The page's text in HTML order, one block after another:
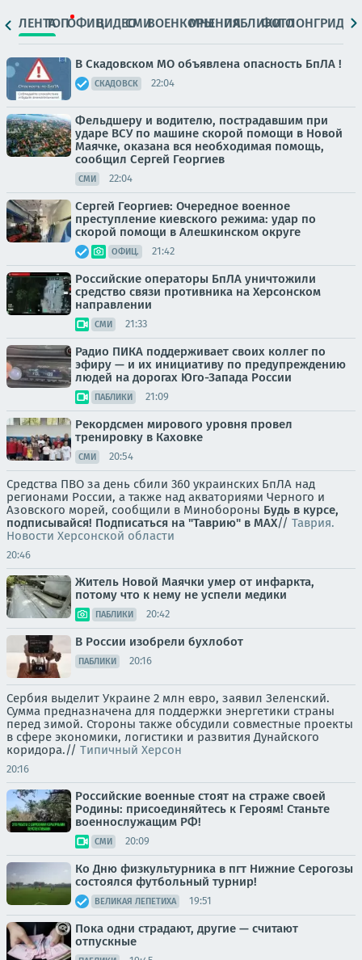
ЛЕНТАТОПОФИЦ.ВИДЕОСМИВОЕНКОРЫМНЕНИЯПАБЛИКИ
ФОТОЛОНГРИДЫ
В Скадовском МО объявлена опасность БпЛА !
СКАДОВСК 22:04
Фельдшеру и водителю, пострадавшим при
ударе ВСУ по машине скорой помощи в Новой
Маячке, оказана вся необходимая помощь,
сообщил Сергей Георгиев
СМИ 22:04
Сергей Георгиев: Очередное военное
преступление киевского режима: удар по
скорой помощи в Алешкинском округе
ОФИЦ. 21:42
Российские операторы БпЛА уничтожили
средство связи противника на Херсонском
направлении
СМИ 21:33
Радио ПИКА поддерживает своих коллег по
эфиру — и их инициативу по предупреждению
людей на дорогах Юго-Запада России
ПАБЛИКИ 21:09
Рекордсмен мирового уровня провел
тренировку в Каховке
СМИ 20:54
Средства ПВО за день сбили 360 украинских БпЛА над
регионами России, а также над акваториями Черного и
Азовского морей, сообщили в Минобороны Будь в курсе,
подписывайся! Подписаться на "Таврию" в MAX// Таврия.
Новости Херсонской области
20:46
Житель Новой Маячки умер от инфаркта,
потому что к нему не успели медики
ПАБЛИКИ 20:42
В России изобрели бухлобот
ПАБЛИКИ 20:16
Сербия выделит Украине 2 млн евро, заявил Зеленский.
Сумма предназначена для поддержки энергетики страны
перед зимой. Стороны также обсудили совместные проекты
в сфере экономики, логистики и развития Дунайского
коридора.// Типичный Херсон
20:16
Российские военные стоят на страже своей
Родины: присоединяйтесь к Героям! Станьте
военнослужащим РФ!
СМИ 20:09
Ко Дню физкультурника в пгт Нижние Серогозы
состоялся футбольный турнир!
ВЕЛИКАЯ ЛЕПЕТИХА 19:51
Пока одни страдают, другие — считают
отпускные